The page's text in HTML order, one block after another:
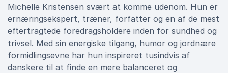
Michelle Kristensen svært at komme udenom. Hun er
ernæringsekspert, træner, forfatter og en af de mest
eftertragtede foredragsholdere inden for sundhed og
trivsel. Med sin energiske tilgang, humor og jordnære
formidlingsevne har hun inspireret tusindvis af
danskere til at finde en mere balanceret og